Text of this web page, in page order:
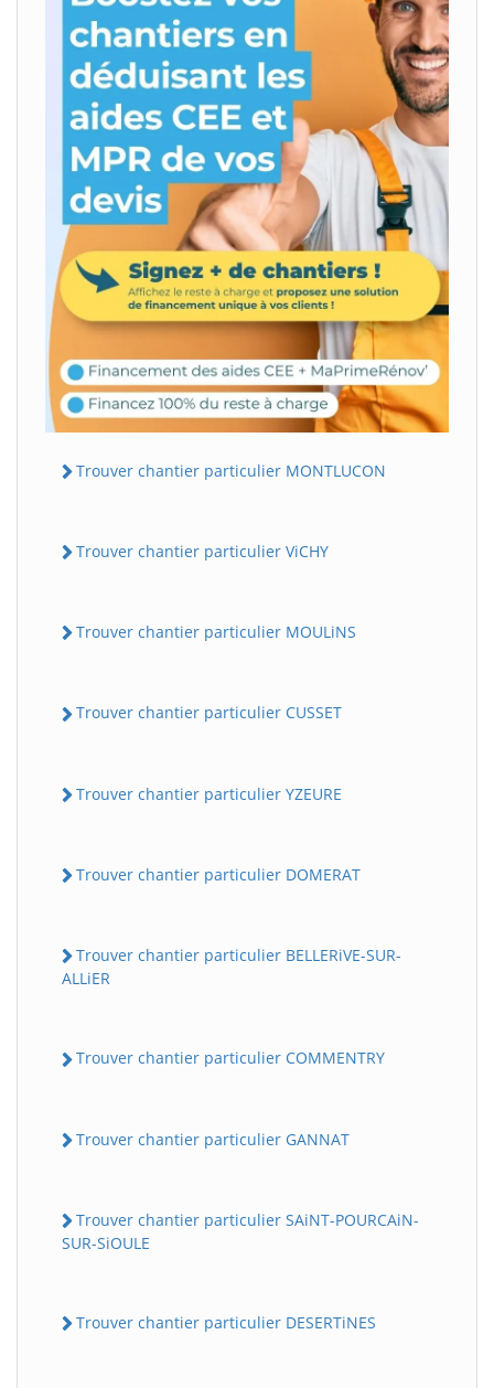
Trouver chantier particulier MONTLUCON
Trouver chantier particulier ViCHY
Trouver chantier particulier MOULiNS
Trouver chantier particulier CUSSET
Trouver chantier particulier YZEURE
Trouver chantier particulier DOMERAT
Trouver chantier particulier BELLERiVE-SUR-
ALLiER
Trouver chantier particulier COMMENTRY
Trouver chantier particulier GANNAT
Trouver chantier particulier SAiNT-POURCAiN-
SUR-SiOULE
Trouver chantier particulier DESERTiNES